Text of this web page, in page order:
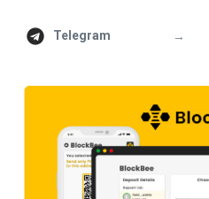
Telegram →